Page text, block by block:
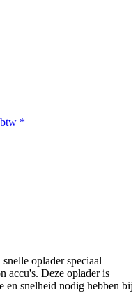
*
snelle oplader speciaal
Deze oplader is
en snelheid nodig hebben bij